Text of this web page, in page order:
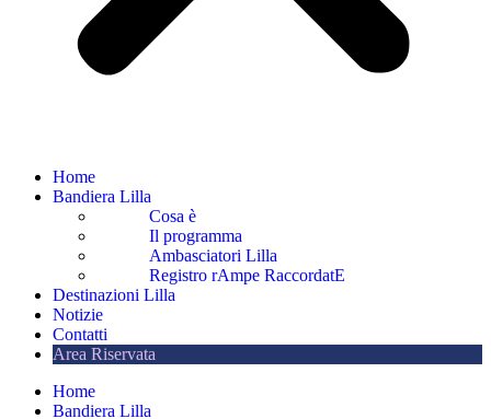
Home
Bandiera Lilla
Cosa è
Il programma
Ambasciatori Lilla
Registro rAmpe RaccordatE
Destinazioni Lilla
Notizie
Contatti
Area Riservata
Home
Bandiera Lilla